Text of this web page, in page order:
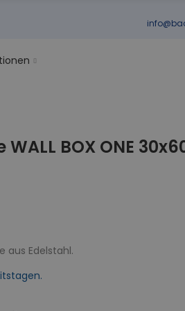
BOX ONE
aus Edelstahl.